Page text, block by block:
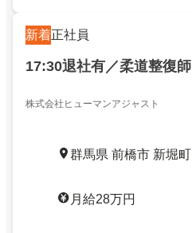
新着正社員
17:30退社有／柔道整復師
株式会社ヒューマンアジャスト
群馬県 前橋市 新堀町
月給28万円